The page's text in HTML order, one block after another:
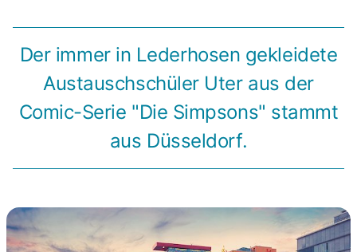
Der immer in Lederhosen gekleidete
Austauschschüler Uter aus der
Comic-Serie "Die Simpsons" stammt
aus Düsseldorf.